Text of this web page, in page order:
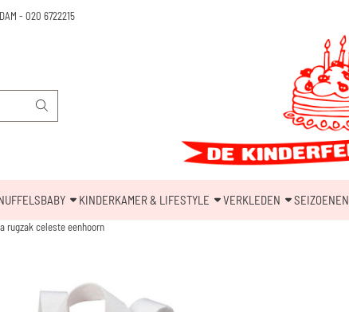
- 020 6722215
BABY KINDERKAMER & LIFESTYLE VERKLEDEN SEIZOENEN
rugzak celeste eenhoorn